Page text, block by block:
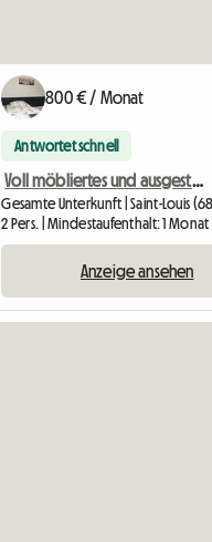
800 € / Monat
Antwortet schnell
Voll möbliertes und ausgestattetes Studio S 101 – Kurzaufenthalte möglich
2 Pers. | Mindestaufenthalt: 1 Monat
Anzeige ansehen